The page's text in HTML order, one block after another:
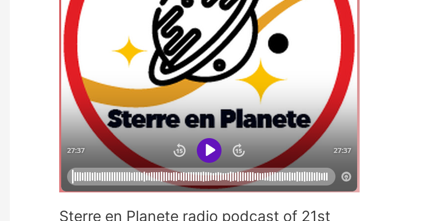
Sterre en Planete radio podcast of 21st